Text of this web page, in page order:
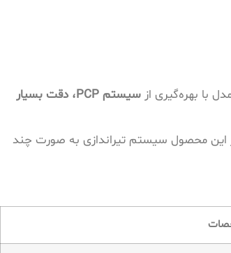
با بهره‌گیری از
سیستم PCP، دقت بسیار
محصول سیستم تیراندازی به صورت چند